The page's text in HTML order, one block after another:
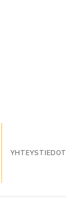
YHTEYSTIEDOT